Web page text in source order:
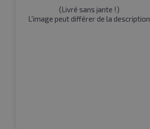
(Livré sans jante !)
L'image peut différer de la description